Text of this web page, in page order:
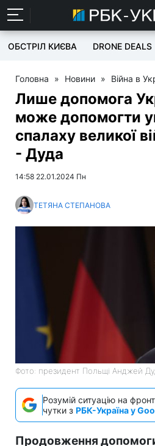
ОБСТРІЛ КИЄВА DRONE DEALS
Головна » Новини » Війна в
Лише допомога
може допомогти
спалаху великої
- Дуда
14:58 22.01.2024 Пн
ТЕТЯНА СТЕПАНОВА
Фото: президент Польщі Анджей
Розумій ситуацію на
чутки з РБК-Україна у
Продовження